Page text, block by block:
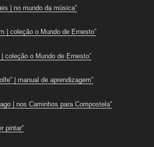
| no mundo da música”
| coleção o Mundo de Ernesto”
coleção o Mundo de Ernesto”
| manual de aprendizagem”
| nos Caminhos para Compostela”
pintar”